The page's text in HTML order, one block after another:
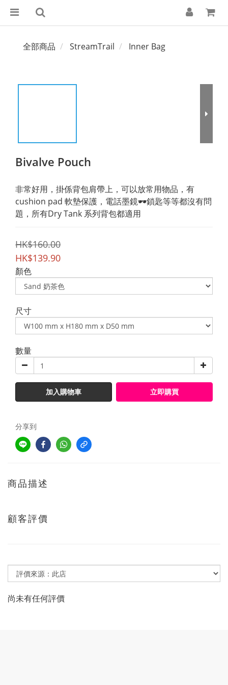
全部商品 StreamTrail Inner Bag
Bivalve Pouch
非常好用，掛係背包肩帶上，可以放常用物品，有
cushion pad 軟墊保護，電話墨鏡🕶️鎖匙等等都沒有問
題，所有Dry Tank 系列背包都適用
HK$160.00
HK$139.90
顏色
尺寸
數量
加入購物車 立即購買
分享到
商品描述
顧客評價
尚未有任何評價